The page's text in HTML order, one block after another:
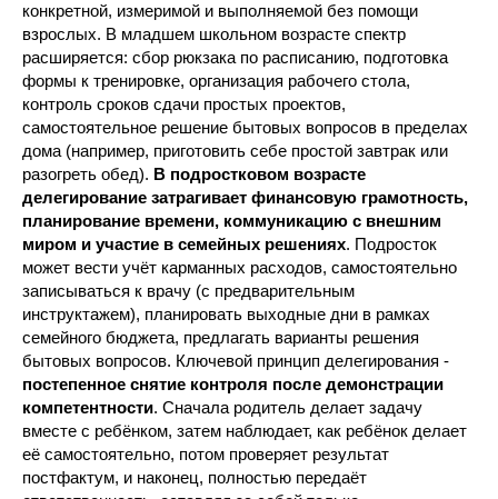
конкретной, измеримой и выполняемой без помощи
взрослых. В младшем школьном возрасте спектр
расширяется: сбор рюкзака по расписанию, подготовка
формы к тренировке, организация рабочего стола,
контроль сроков сдачи простых проектов,
самостоятельное решение бытовых вопросов в пределах
дома (например, приготовить себе простой завтрак или
разогреть обед). В подростковом возрасте
делегирование затрагивает финансовую грамотность,
планирование времени, коммуникацию с внешним
миром и участие в семейных решениях. Подросток
может вести учёт карманных расходов, самостоятельно
записываться к врачу (с предварительным
инструктажем), планировать выходные дни в рамках
семейного бюджета, предлагать варианты решения
бытовых вопросов. Ключевой принцип делегирования -
постепенное снятие контроля после демонстрации
компетентности. Сначала родитель делает задачу
вместе с ребёнком, затем наблюдает, как ребёнок делает
её самостоятельно, потом проверяет результат
постфактум, и наконец, полностью передаёт